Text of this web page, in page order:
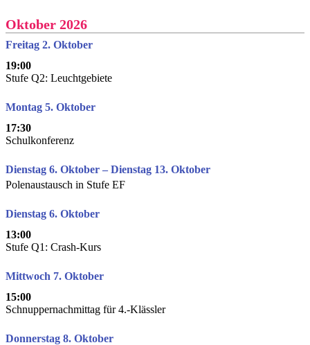
Oktober 2026
Freitag 2. Oktober
19:00
Stufe Q2: Leuchtgebiete
Montag 5. Oktober
17:30
Schulkonferenz
Dienstag 6. Oktober – Dienstag 13. Oktober
Polenaustausch in Stufe EF
Dienstag 6. Oktober
13:00
Stufe Q1: Crash-Kurs
Mittwoch 7. Oktober
15:00
Schnuppernachmittag für 4.-Klässler
Donnerstag 8. Oktober